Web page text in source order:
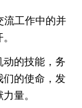
工作中的并
的技能，务
们的使命，发
量。